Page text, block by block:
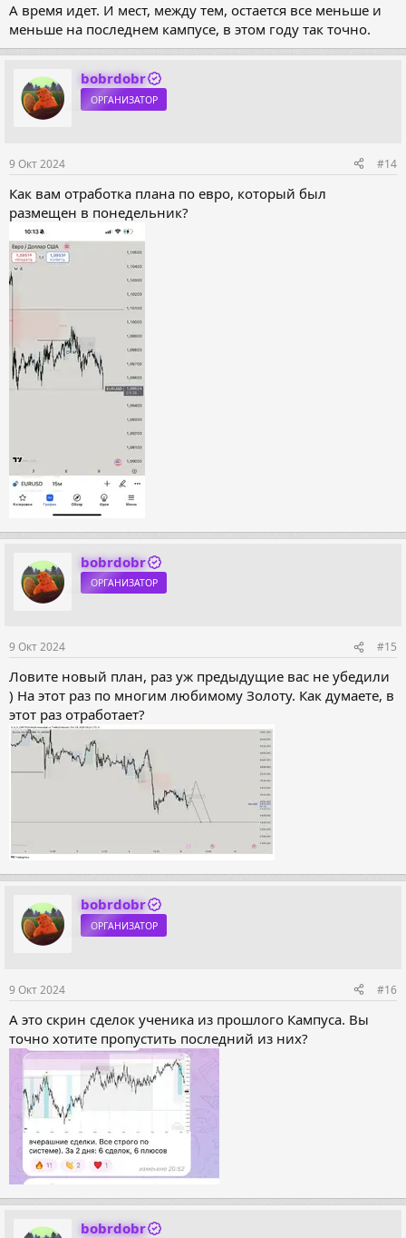
А время идет. И мест, между тем, остается все меньше и
меньше на последнем кампусе, в этом году так точно.
bobrdobr
ОРГАНИЗАТОР
9 Окт 2024 #14
Как вам отработка плана по евро, который был
размещен в понедельник?
bobrdobr
ОРГАНИЗАТОР
9 Окт 2024 #15
Ловите новый план, раз уж предыдущие вас не убедили
) На этот раз по многим любимому Золоту. Как думаете, в
этот раз отработает?
bobrdobr
ОРГАНИЗАТОР
9 Окт 2024 #16
А это скрин сделок ученика из прошлого Кампуса. Вы
точно хотите пропустить последний из них?
bobrdobr